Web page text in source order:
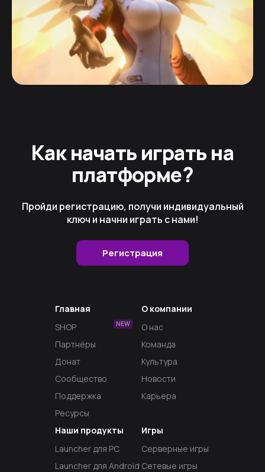
Как начать играть на
платформе?
Пройди регистрацию, получи индивидуальный
ключ и начни играть с нами!
Регистрация
Главная
SHOP
NEW
Партнёры
Донат
Сообщество
Поддержка
Ресурсы
Наши продукты
Launcher для PC
Launcher для Android
Игры
Серверные игры
Сетевые игры
О компании
О нас
Команда
Культура
Новости
Карьера